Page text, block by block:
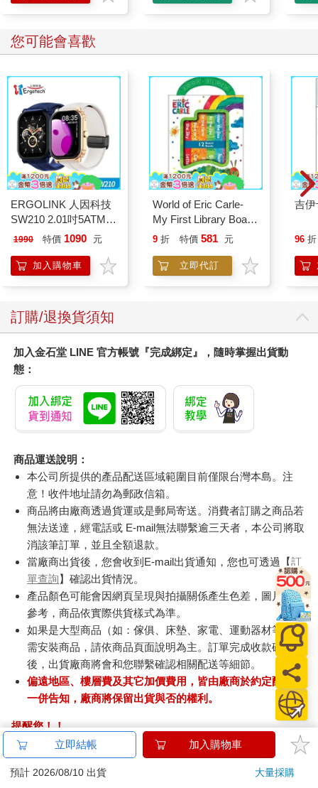
您可能會喜歡
ERGOLINK 人因科技
SW210 2.01吋5ATM游
泳心率血氧藍牙通話腕
1990 特價 1090 元
加入購物車
World of Eric Carle-
My First Library Board
Book Block Set
9 折 特價 581 元
立即代訂
吉
96 折
訂購/退換貨須知
加入金石堂 LINE 官方帳號『完成綁定』，隨時掌握出貨動
態：
商品運送說明：
本公司所提供的產品配送區域範圍目前僅限台灣本島。注
意！收件地址請勿為郵政信箱。
商品將由廠商透過貨運或是郵局寄送。消費者訂購之商品若
無法送達，經電話或 E-mail無法聯繫逾三天者，本公司將取
消該筆訂單，並且全額退款。
當廠商出貨後，您會收到E-mail出貨通知，您也可透過【訂
單查詢】確認出貨情況。
產品顏色可能會因網頁呈現與拍攝關係產生色差，圖片僅供
參考，商品依實際供貨樣式為準。
如果是大型商品（如：傢俱、床墊、家電、運動器材等）及
需安裝商品，請依商品頁面說明為主。訂單完成收款確認
後，出貨廠商將會和您聯繫確認相關配送等細節。
偏遠地區、樓層費及其它加價費用，皆由廠商於約定配送時
一併告知，廠商將保留出貨與否的權利。
提醒您！！
金石堂及銀行均不會請您操作ATM! 如接獲電話要求您前往
ATM提款機，請不要聽從指示，以免受騙上當！
立即結帳 加入購物車
預計 2026/08/10 出貨 大量採購